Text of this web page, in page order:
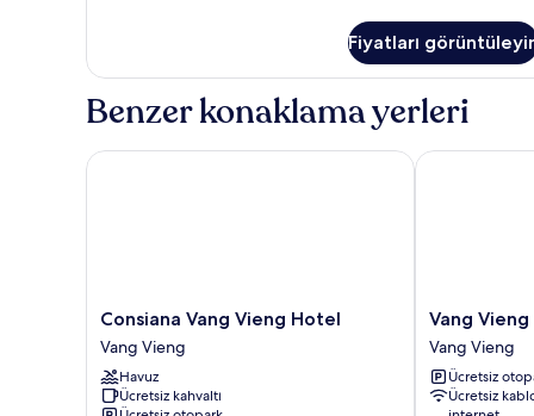
hakkında
fazla
Fiyatları
Benzer konaklama yerleri
Consiana
Vang
Vieng
Hotel
Vang
Consiana Vang Vieng Hotel
Vang Vieng
Havuz
Ücretsiz kahvaltı
Consiana Vang Vieng Hotel
Vang
Vieng
SCK
Hotel
Vang
Vang
Vang Vieng
Ücretsiz
Ücretsiz
Vang Vieng